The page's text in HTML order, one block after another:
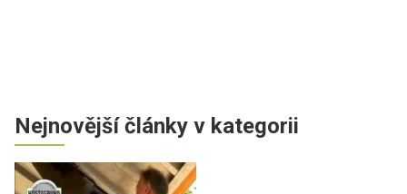
Nejnovější články v kategorii